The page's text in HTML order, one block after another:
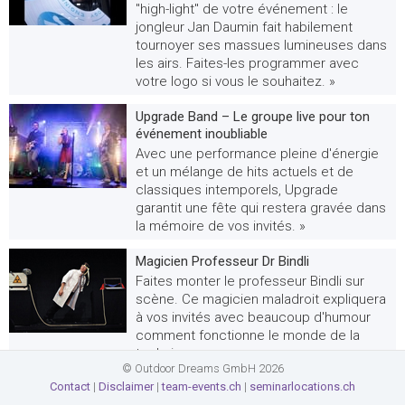
"high-light" de votre événement : le
jongleur Jan Daumin fait habilement
tournoyer ses massues lumineuses dans
les airs. Faites-les programmer avec
votre logo si vous le souhaitez. »
Upgrade Band – Le groupe live pour ton
événement inoubliable
Avec une performance pleine d'énergie
et un mélange de hits actuels et de
classiques intemporels, Upgrade
garantit une fête qui restera gravée dans
la mémoire de vos invités. »
Magicien Professeur Dr Bindli
Faites monter le professeur Bindli sur
scène. Ce magicien maladroit expliquera
à vos invités avec beaucoup d'humour
comment fonctionne le monde de la
technique. »
Walk Act Glow White et Prince Luminous
© Outdoor Dreams GmbH 2026
Contact | Disclaimer|team-events.ch | seminarlocations.ch